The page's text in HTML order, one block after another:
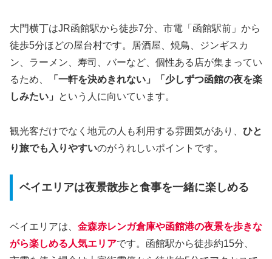
大門横丁はJR函館駅から徒歩7分、市電「函館駅前」から
徒歩5分ほどの屋台村です。居酒屋、焼鳥、ジンギスカ
ン、ラーメン、寿司、バーなど、個性ある店が集まってい
るため、
「一軒を決めきれない」「少しずつ函館の夜を楽
しみたい」
という人に向いています。
観光客だけでなく地元の人も利用する雰囲気があり、 ひと
り旅でも入りやすいのがうれしいポイントです。
ベイエリアは夜景散歩と食事を一緒に楽しめる
ベイエリアは、 金森赤レンガ倉庫や函館港の夜景を歩きな
がら楽しめる人気エリアです。函館駅から徒歩約15分、